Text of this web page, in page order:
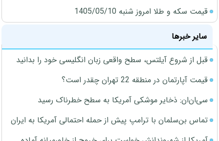
قیمت سکه و طلا امروز شنبه 1405/05/10
سایر خبرها
قبل از شروع آیلتس، سطح واقعی زبان انگلیسی خود را بدانید
قیمت آپارتمان در منطقه 22 تهران چقدر است؟
سی‌ان‌ان: ذخایر موشکی آمریکا به سطح خطرناک رسید
تماس بن‌سلمان با ترامپ پیش از حمله احتمالی آمریکا به ایران